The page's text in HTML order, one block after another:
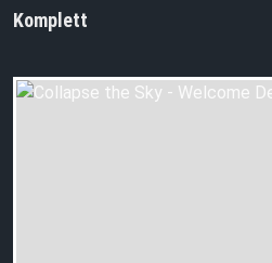
Komplett